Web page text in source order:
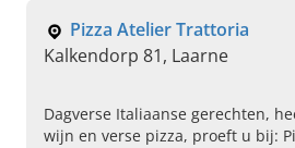
Pizza Atelier Trattoria
Kalkendorp 81, Laarne
Dagverse Italiaanse gerechten,
wijn en verse pizza, proeft u bij: